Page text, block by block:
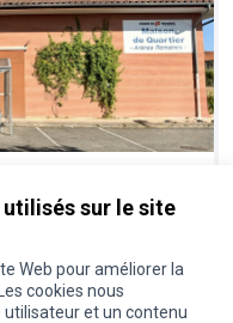
sur le site
Web pour améliorer la
cookies nous
et un contenu
sur